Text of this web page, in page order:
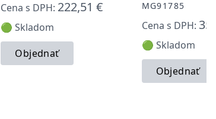
Cena s DPH: 222,51 €
🟢 Skladom
Objednať
MG91785
Cena s DPH:
🟢 Skladom
Objednať